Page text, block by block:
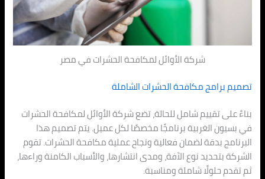
شركة الأوائل لمكافحة الحشرات في مصر
تصميم برامج مكافحة الحشرات الشاملة
بناءً على تقييم شامل للحالة، تضع شركة الأوائل لمكافحة الحشرات
في بسيون الغربية برنامجًا مخصصًا لكل عميل. يتم تصميم هذا
البرنامج بدقة لضمان فعالية ونجاح عملية مكافحة الحشرات. تقوم
الشركة بتحديد نوع الآفة، ومدى انتشارها، والأسباب الكامنة وراءها،
ثم تقدم حلولًا شاملة ومناسبة.